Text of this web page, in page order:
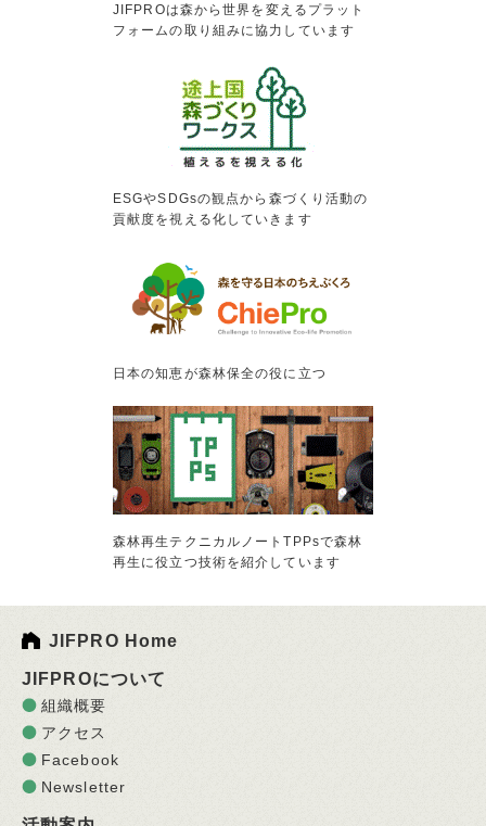
JIFPROは森から世界を変えるプラット
フォームの取り組みに協力しています
ESGやSDGsの観点から森づくり活動の
貢献度を視える化していきます
日本の知恵が森林保全の役に立つ
森林再生テクニカルノートTPPsで森林
再生に役立つ技術を紹介しています
JIFPRO Home
JIFPROについて
組織概要
アクセス
Facebook
Newsletter